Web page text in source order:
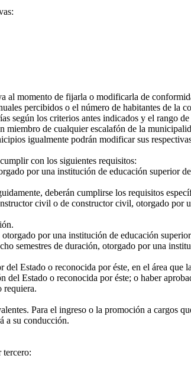
al momento de fijarla o modificarla de
percibidos o el número de habitantes de la
los criterios antes indicados y el rango
de cualquier escalafón de la
igualmente podrán modificar sus
con los siguientes requisitos:
por una institución de educación superior
deberán cumplirse los requisitos
civil o de constructor civil, otorgado por
por una institución de educación
semestres de duración, otorgado por una
Estado o reconocida por éste, en el área que
Estado o reconocida por éste; o haber
requiera.
Para el ingreso o la promoción a cargos
a su conducción.
tercero: